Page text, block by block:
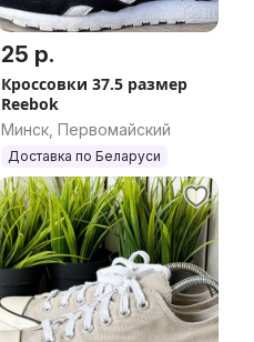
25 р.
Кроссовки 37.5 размер
Reebok
Минск, Первомайский
Доставка по Беларуси